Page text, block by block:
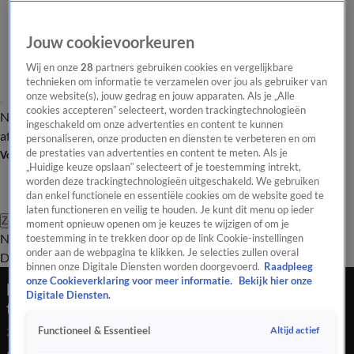
Nieuws van de DagOpinie van de Dag Onze categorieën Laatste
afleveringVideo's Nieuws van de Dag Podcast
Volg Nieuws van de Dag
Zoeken
Nieuws van de DagOpinie van de
Dag
Video'sUitzendingen PodcastPanelContact
Huizenprijzen schieten omhoog in Pekela: wat
trekt kopers naar het noorden?
27 feb 2026, 18:38
Jouw cookievoorkeuren
Wij en onze28 partners gebruiken cookies en vergelijkbare
technieken om informatie te verzamelen over jou als gebruiker van
onze website(s), jouw gedrag en jouw apparaten. Als je „Alle
cookies accepteren” selecteert, worden trackingtechnologieën
ingeschakeld om onze advertenties en content te kunnen
personaliseren, onze producten en diensten te verbeteren en om
de prestaties van advertenties en content te meten. Als je
„Huidige keuze opslaan” selecteert of je toestemming intrekt,
worden deze trackingtechnologieën uitgeschakeld. We gebruiken
dan enkel functionele en essentiële cookies om de website goed te
laten functioneren en veilig te houden. Je kunt dit menu op ieder
moment opnieuw openen om je keuzes te wijzigen of om je
toestemming in te trekken door op de link Cookie-instellingen
onder aan de webpagina te klikken. Je selecties zullen overal
binnen onze Digitale Diensten worden doorgevoerd. Raadpleeg
onze Cookieverklaring voor meer informatie.
Bekijk hier onze
Digitale Diensten.
Functioneel & Essentieel Altijd actief